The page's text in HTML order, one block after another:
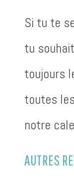
Si tu te
tu
toujours
toutes
notre
AUTRES